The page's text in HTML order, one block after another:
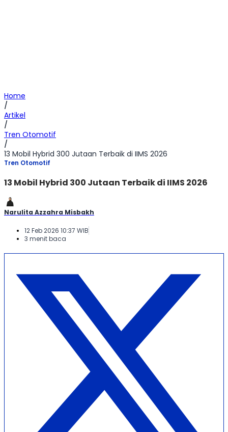
Home
/
Artikel
/
Tren Otomotif
/
13 Mobil Hybrid 300 Jutaan Terbaik di IIMS 2026
Tren Otomotif
13 Mobil Hybrid 300 Jutaan Terbaik di IIMS 2026
Narulita Azzahra Misbakh
12 Feb 2026 10:37 WIB
3 menit baca